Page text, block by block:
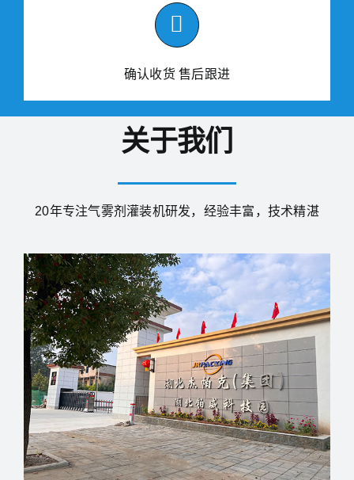
确认收货 售后跟进
关于我们
20年专注气雾剂灌装机研发，经验丰富，技术精湛